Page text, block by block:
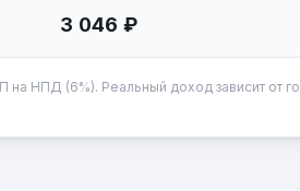
3 046 ₽
НПД (6%). Реальный доход зависит от